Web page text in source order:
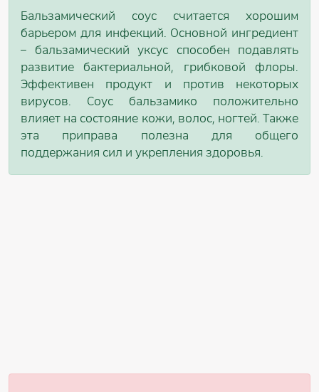
Бальзамический соус считается хорошим
барьером для инфекций. Основной ингредиент
– бальзамический уксус способен подавлять
развитие бактериальной, грибковой флоры.
Эффективен продукт и против некоторых
вирусов. Соус бальзамико положительно
влияет на состояние кожи, волос, ногтей. Также
эта приправа полезна для общего
поддержания сил и укрепления здоровья.